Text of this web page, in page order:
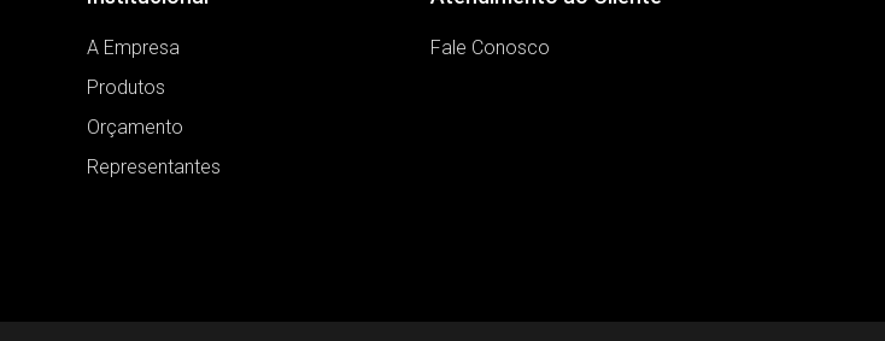
A Empresa
Produtos
Orçamento
Representantes
Fale Conosco